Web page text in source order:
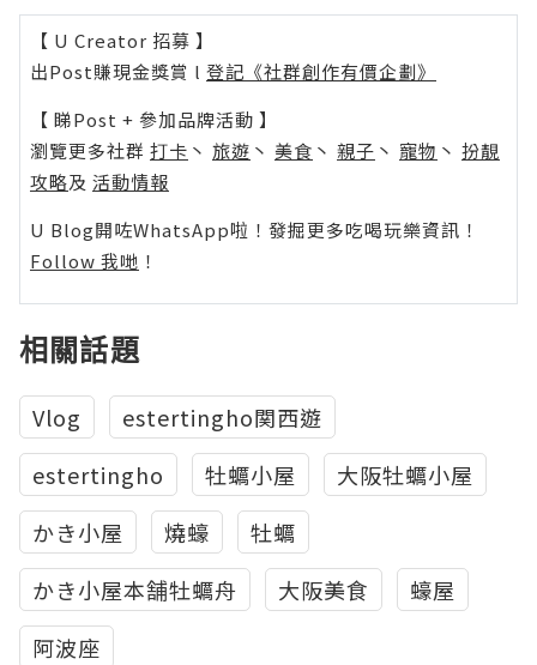
【 U Creator 招募 】
出Post賺現金獎賞 l 登記《社群創作有價企劃》
【 睇Post + 參加品牌活動 】
瀏覽更多社群 打卡 丶 旅遊 丶 美食 丶 親子 丶 寵物 丶 扮靚
攻略及 活動情報
U Blog開咗WhatsApp啦！發掘更多吃喝玩樂資訊！
Follow 我哋 ！
相關話題
Vlog
estertingho関西遊
estertingho
牡蠣小屋
大阪牡蠣小屋
かき小屋
燒蠔
牡蠣
かき小屋本舗牡蠣舟
大阪美食
蠔屋
阿波座